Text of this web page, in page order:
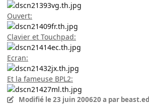
Ouvert:
Clavier et Touchpad:
Ecran:
Et la fameuse BPL2:
Modifié le 23 juin 200620 a par